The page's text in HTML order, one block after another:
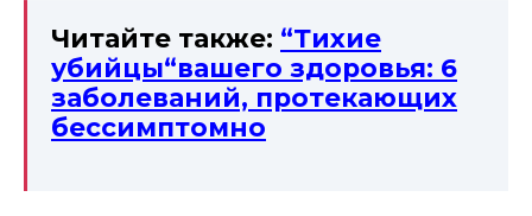
Читайте также: “Тихие
убийцы“вашего здоровья: 6
заболеваний, протекающих
бессимптомно